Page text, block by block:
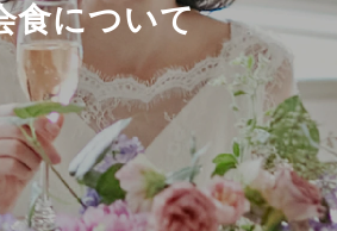
食について